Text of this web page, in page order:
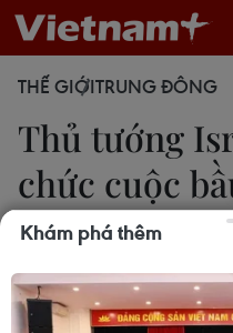
THẾ GIỚITRUNG ĐÔNG
Thủ tướng
chức cuộc
mới
Việt Thắng
24/05/2019 05:26
Khám phá thêm